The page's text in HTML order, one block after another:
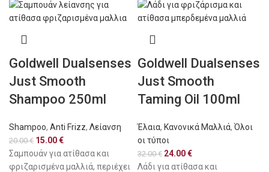
Goldwell Dualsenses
Just Smooth
Shampoo 250ml
Shampoo, Anti Frizz, Λείανση
20.00€ 15.00€
Σαμπουάν για ατίθασα και
φριζαρισμένα μαλλιά, περιέχει
Goldwell Dualsenses
Just Smooth
Taming Oil 100ml
Έλαια, Κανονικά Μαλλιά, Όλοι
οι τύποι
32.00€ 24.00€
Λάδι για ατίθασα και